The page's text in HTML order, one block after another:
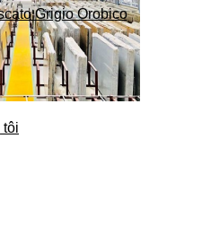
tôi
Grigio Orobico